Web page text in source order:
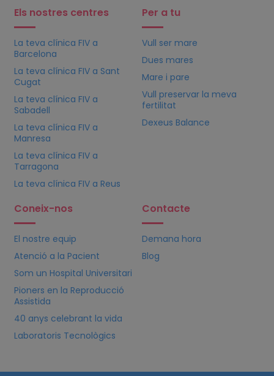
Els nostres centres
La teva clínica FIVa
Barcelona
La teva clínica FIVa Sant
Cugat
La teva clínica FIVa
Sabadell
La teva clínica FIVa
Manresa
La teva clínica FIVa
Tarragona
La teva clínica FIVa Reus
Per a tu
Vull ser mare
Dues mares
Mare i pare
Vull preservar la meva
fertilitat
Dexeus Balance
Coneix-nos
El nostre equip
Atenció a la Pacient
Som un Hospital Universitari
Pioners en la Reproducció
Assistida
40 anys celebrant la vida
Laboratoris Tecnològics
Contacte
Demana hora
Blog